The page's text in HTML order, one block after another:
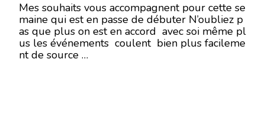
Mes souhaits vous accompagnent pour cette se
maine qui est en passe de débuter N’oubliez p
as que plus on est en accord avec soi même pl
us les événements coulent bien plus facileme
nt de source …